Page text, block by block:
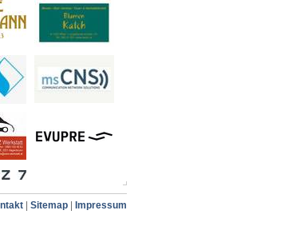
|Sitemap Impressum